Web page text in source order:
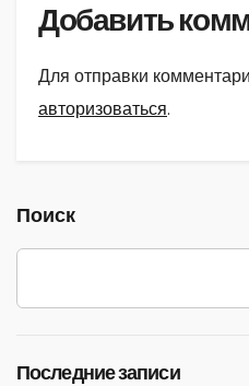
Добавить
Для отправки
авторизоваться.
Поиск
Последние записи